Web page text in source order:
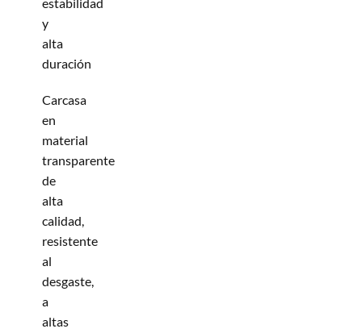
y
alta
duración
Carcasa
en
material
transparente
de
alta
calidad,
resistente
al
desgaste,
a
altas